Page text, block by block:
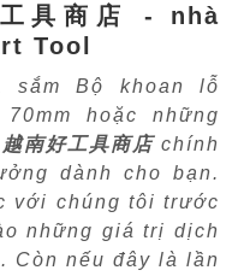
具商店 - nhà
Tool
sắm Bộ khoan lỗ
hoặc những
越南好工具商店chính
dành cho bạn.
với chúng tôi trước
những giá trị dịch
Còn nếu đây là lần